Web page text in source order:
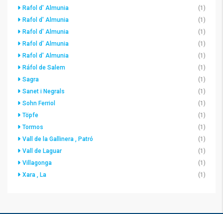
Rafol d' Almunia
(1)
Rafol d' Almunia
(1)
Rafol d' Almunia
(1)
Rafol d' Almunia
(1)
Rafol d' Almunia
(1)
Ráfol de Salem
(1)
Sagra
(1)
Sanet i Negrals
(1)
Sohn Ferriol
(1)
Töpfe
(1)
Tormos
(1)
Vall de la Gallinera , Patró
(1)
Vall de Laguar
(1)
Villagonga
(1)
Xara , La
(1)